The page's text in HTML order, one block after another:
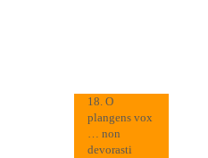
18. O
plangens vox
… non
devorasti